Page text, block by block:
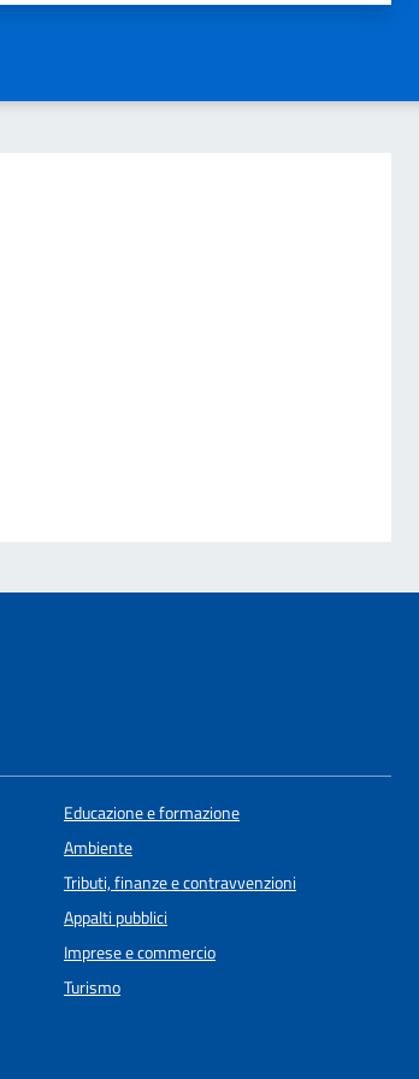
Educazione e formazione
Ambiente
Tributi, finanze e contravvenzioni
Appalti pubblici
Imprese e commercio
Turismo